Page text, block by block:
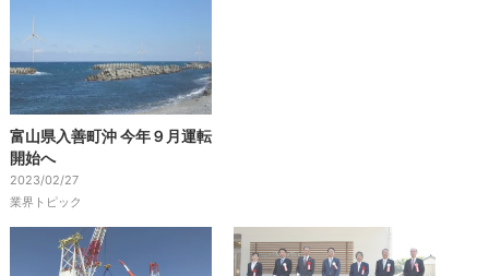
富山県入善町沖 今年９月運転
開始へ
2023/02/27
業界トピック